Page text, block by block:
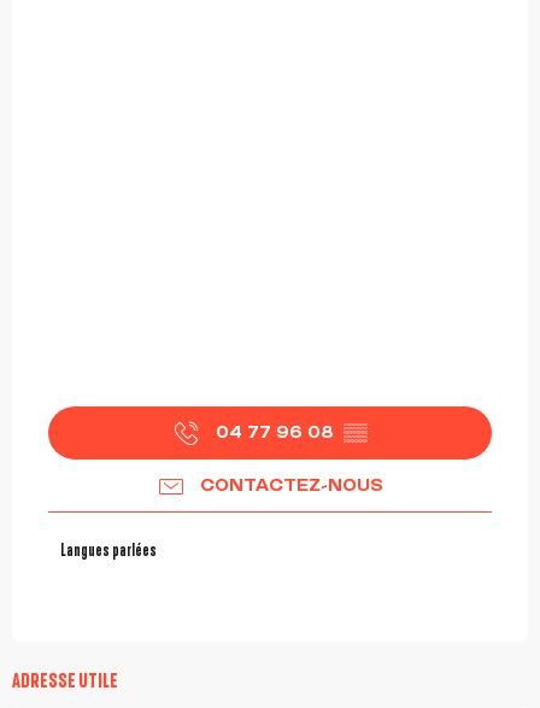
04 77 96 08 ▒▒
CONTACTEZ-NOUS
Langues parlées
Langues parlées
ADRESSE UTILE
13€